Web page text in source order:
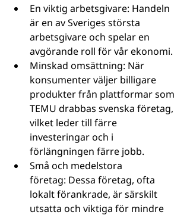
En viktig arbetsgivare: Handeln
är en av Sveriges största
arbetsgivare och spelar en
avgörande roll för vår ekonomi.
Minskad omsättning: När
konsumenter väljer billigare
produkter från plattformar som
TEMU drabbas svenska företag,
vilket leder till färre
investeringar och i
förlängningen färre jobb.
Små och medelstora
företag: Dessa företag, ofta
lokalt förankrade, är särskilt
utsatta och viktiga för mindre